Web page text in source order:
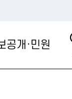
공개·민원